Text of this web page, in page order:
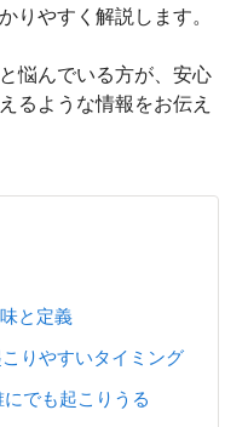
りやすく解説します。
悩んでいる方が、安心
るような情報をお伝え
と定義
りやすいタイミング
でも起こりうる